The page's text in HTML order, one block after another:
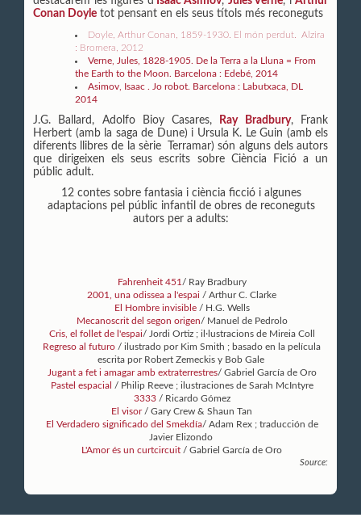
Conan Doyle tot pensant en els seus títols més reconeguts
Doyle, Arthur Conan, 1859-1930. El món perdut. Alzira
: Bromera, 2012
Verne, Jules, 1828-1905. De la Terra a la Lluna = From
the Earth to the Moon. Barcelona : Edebé, 2014
Asimov, Isaac . Jo robot. Barcelona : Labutxaca, DL
2014
J.G. Ballard, Adolfo Bioy Casares, Ray Bradbury, Frank
Herbert (amb la saga de Dune) i Ursula K. Le Guin (amb els
diferents llibres de la sèrie Terramar) són alguns dels autors
que dirigeixen els seus escrits sobre Ciència Fició a un
públic adult.
12 contes sobre fantasia i ciència ficció i algunes
adaptacions pel públic infantil de obres de reconeguts
autors per a adults:
Fahrenheit 451 / Ray Bradbury
2001, una odissea a l'espai / Arthur C. Clarke
El Hombre invisible / H.G. Wells
Mecanoscrit del segon origen/ Manuel de Pedrolo
Cris, el follet de l'espai/ Jordi Ortiz ; il·lustracions de Mireia Coll
Regreso al futuro / ilustrado por Kim Smith ; basado en la película
escrita por Robert Zemeckis y Bob Gale
Jugant a fet i amagar amb extraterrestres/ Gabriel García de Oro
Pastel espacial / Philip Reeve ; ilustraciones de Sarah McIntyre
3333 / Ricardo Gómez
El visor / Gary Crew & Shaun Tan
El Verdadero significado del Smekdía/ Adam Rex ; traducción de
Javier Elizondo
L'Amor és un curtcircuit / Gabriel García de Oro
Source: